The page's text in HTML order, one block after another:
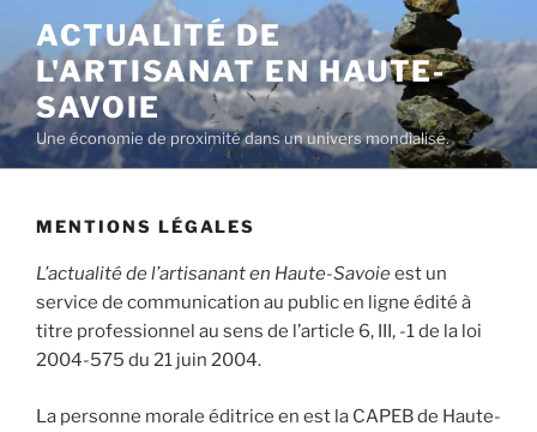
contenu
principal
ACTUALITÉ DE
L'ARTISANAT EN HAUTE-
SAVOIE
Une économie de proximité dans un univers mondialisé.
MENTIONS LÉGALES
L’actualité de l’artisanant en Haute-Savoieest un
service de communication au public en ligne édité à
titre professionnel au sens de l’article 6, III, -1 de la loi
2004-575 du 21 juin 2004.
La personne morale éditrice en est la CAPEB de Haute-